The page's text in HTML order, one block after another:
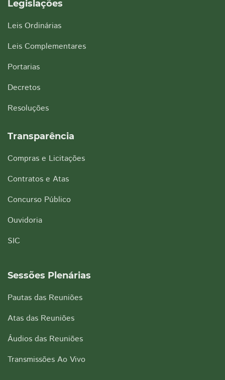
Legislações
Leis Ordinárias
Leis Complementares
Portarias
Decretos
Resoluções
Transparência
Compras e Licitações
Contratos e Atas
Concurso Público
Ouvidoria
SIC
Sessões Plenárias
Pautas das Reuniões
Atas das Reuniões
Áudios das Reuniões
Transmissões Ao Vivo